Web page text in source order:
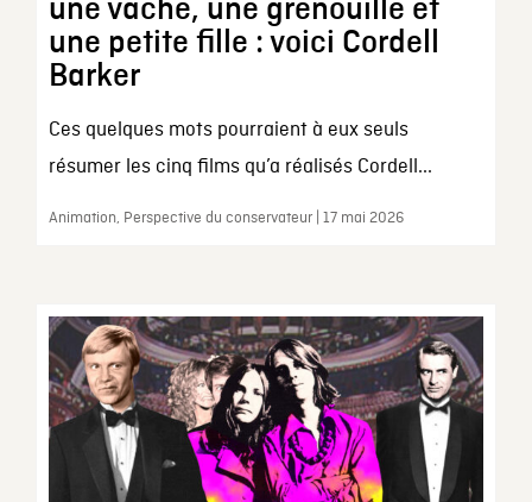
une vache, une grenouille et
une petite fille : voici Cordell
Barker
Ces quelques mots pourraient à eux seuls
résumer les cinq films qu’a réalisés Cordell...
Animation, Perspective du conservateur | 17 mai 2026